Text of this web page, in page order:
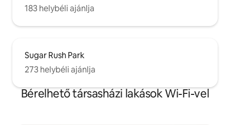
183 helybéli ajánlja
Sugar Rush Park
273 helybéli ajánlja
Bérelhető társasházi lakások Wi-Fi-vel